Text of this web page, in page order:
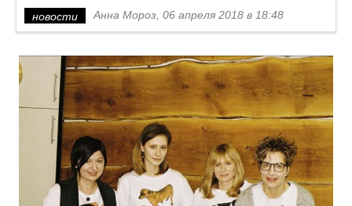
новости Анна Мороз, 06 апреля 2018 в 18:48